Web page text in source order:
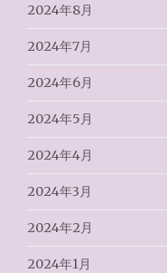
2024年8月
2024年7月
2024年6月
2024年5月
2024年4月
2024年3月
2024年2月
2024年1月